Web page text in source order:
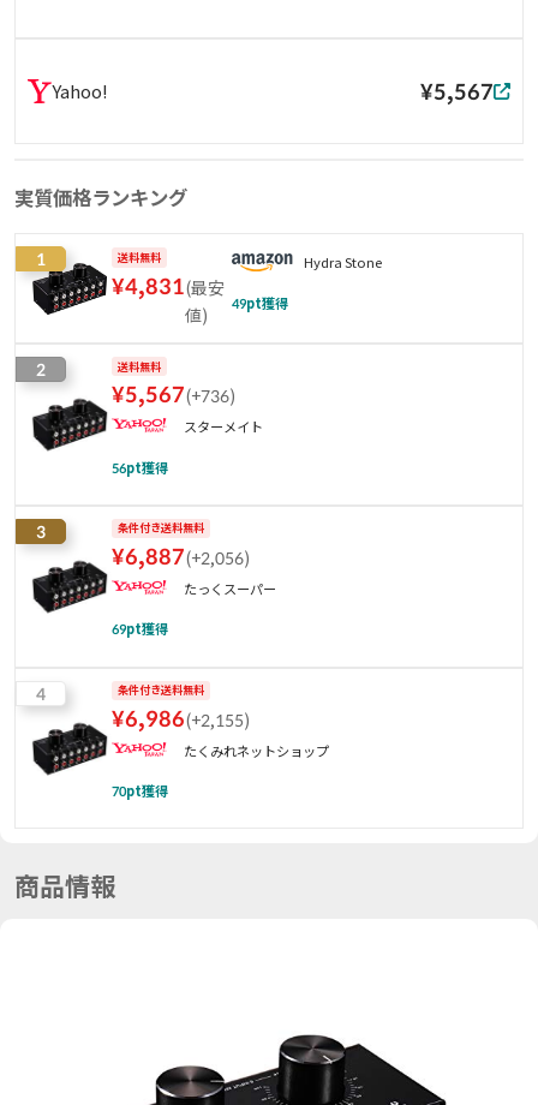
Yahoo! ¥5,567
実質価格ランキング
1 送料無料
¥4,831(最安
値)
Hydra Stone
49pt獲得
2 送料無料
¥5,567(+736)
スターメイト
56pt獲得
3 条件付き送料無料
¥6,887(+2,056)
たっくスーパー
69pt獲得
4 条件付き送料無料
¥6,986(+2,155)
たくみれネットショップ
70pt獲得
商品情報